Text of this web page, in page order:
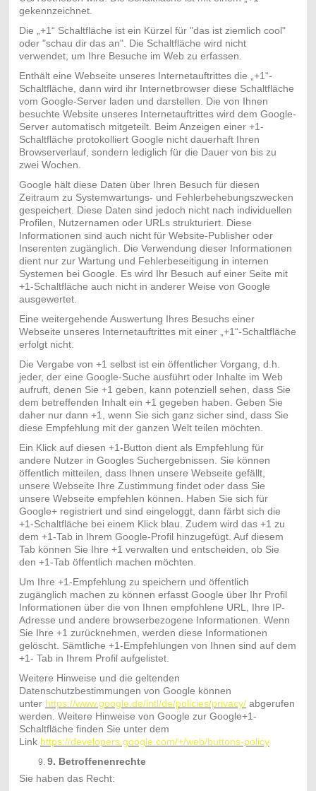
gekennzeichnet.
Die „+1“ Schaltfläche ist ein Kürzel für "das ist ziemlich cool"
oder "schau dir das an". Die Schaltfläche wird nicht
verwendet, um Ihre Besuche im Web zu erfassen.
Enthält eine Webseite unseres Internetauftrittes die „+1“-
Schaltfläche, dann wird ihr Internetbrowser diese Schaltfläche
vom Google-Server laden und darstellen. Die von Ihnen
besuchte Website unseres Internetauftrittes wird dem Google-
Server automatisch mitgeteilt. Beim Anzeigen einer +1-
Schaltfläche protokolliert Google nicht dauerhaft Ihren
Browserverlauf, sondern lediglich für die Dauer von bis zu
zwei Wochen.
Google hält diese Daten über Ihren Besuch für diesen
Zeitraum zu Systemwartungs- und Fehlerbehebungszwecken
gespeichert. Diese Daten sind jedoch nicht nach individuellen
Profilen, Nutzernamen oder URLs strukturiert. Diese
Informationen sind auch nicht für Website-Publisher oder
Inserenten zugänglich. Die Verwendung dieser Informationen
dient nur zur Wartung und Fehlerbeseitigung in internen
Systemen bei Google. Es wird Ihr Besuch auf einer Seite mit
+1-Schaltfläche auch nicht in anderer Weise von Google
ausgewertet.
Eine weitergehende Auswertung Ihres Besuchs einer
Webseite unseres Internetauftrittes mit einer „+1“-Schaltfläche
erfolgt nicht.
Die Vergabe von +1 selbst ist ein öffentlicher Vorgang, d.h.
jeder, der eine Google-Suche ausführt oder Inhalte im Web
aufruft, denen Sie +1 geben, kann potenziell sehen, dass Sie
dem betreffenden Inhalt ein +1 gegeben haben. Geben Sie
daher nur dann +1, wenn Sie sich ganz sicher sind, dass Sie
diese Empfehlung mit der ganzen Welt teilen möchten.
Ein Klick auf diesen +1-Button dient als Empfehlung für
andere Nutzer in Googles Suchergebnissen. Sie können
öffentlich mitteilen, dass Ihnen unsere Webseite gefällt,
unsere Webseite Ihre Zustimmung findet oder dass Sie
unsere Webseite empfehlen können. Haben Sie sich für
Google+ registriert und sind eingeloggt, dann färbt sich die
+1-Schaltfläche bei einem Klick blau. Zudem wird das +1 zu
dem +1-Tab in Ihrem Google-Profil hinzugefügt. Auf diesem
Tab können Sie Ihre +1 verwalten und entscheiden, ob Sie
den +1-Tab öffentlich machen möchten.
Um Ihre +1-Empfehlung zu speichern und öffentlich
zugänglich machen zu können erfasst Google über Ihr Profil
Informationen über die von Ihnen empfohlene URL, Ihre IP-
Adresse und andere browserbezogene Informationen. Wenn
Sie Ihre +1 zurücknehmen, werden diese Informationen
gelöscht. Sämtliche +1-Empfehlungen von Ihnen sind auf dem
+1- Tab in Ihrem Profil aufgelistet.
Weitere Hinweise und die geltenden
Datenschutzbestimmungen von Google können
unter https://www.google.de/intl/de/policies/privacy/abgerufen
werden. Weitere Hinweise von Google zur Google+1-
Schaltfläche finden Sie unter dem
Link https://developers.google.com/+/web/buttons-policy
9. Betroffenenrechte
Sie haben das Recht: